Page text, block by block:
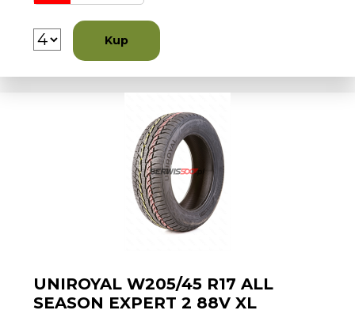
Kup
UNIROYAL W205/45 R17 ALL
SEASON EXPERT 2 88V XL